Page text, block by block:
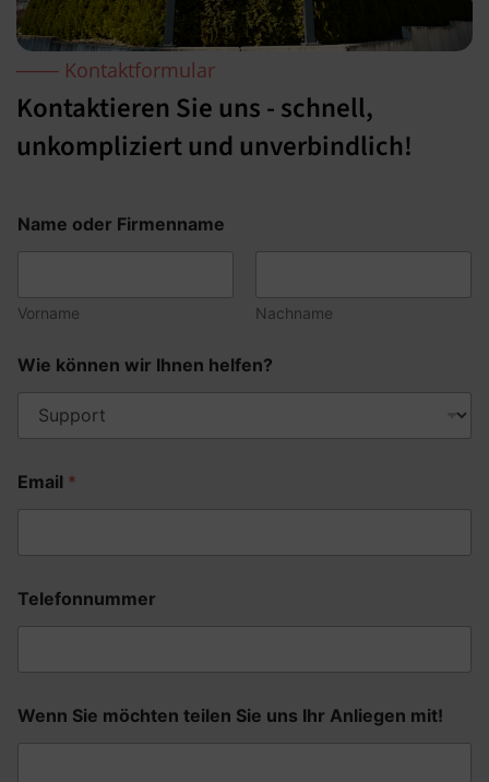
─── Kontaktformular
Kontaktieren Sie uns - schnell,
unkompliziert und unverbindlich!
Name oder Firmenname
Vorname Nachname
Wie können wir Ihnen helfen?
Email *
Telefonnummer
Wenn Sie möchten teilen Sie uns Ihr Anliegen mit!